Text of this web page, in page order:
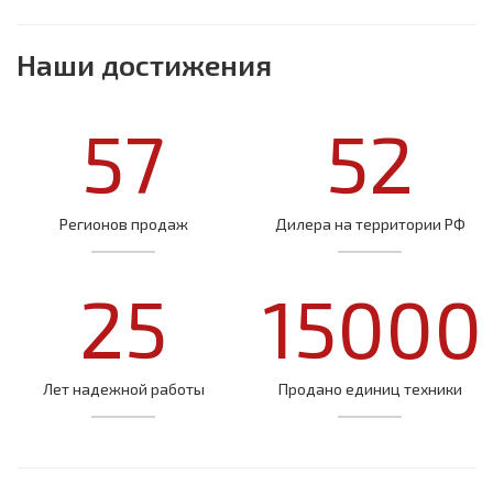
Наши достижения
57
Регионов продаж
52
Дилера на территории РФ
25
Лет надежной работы
15000
Продано единиц техники